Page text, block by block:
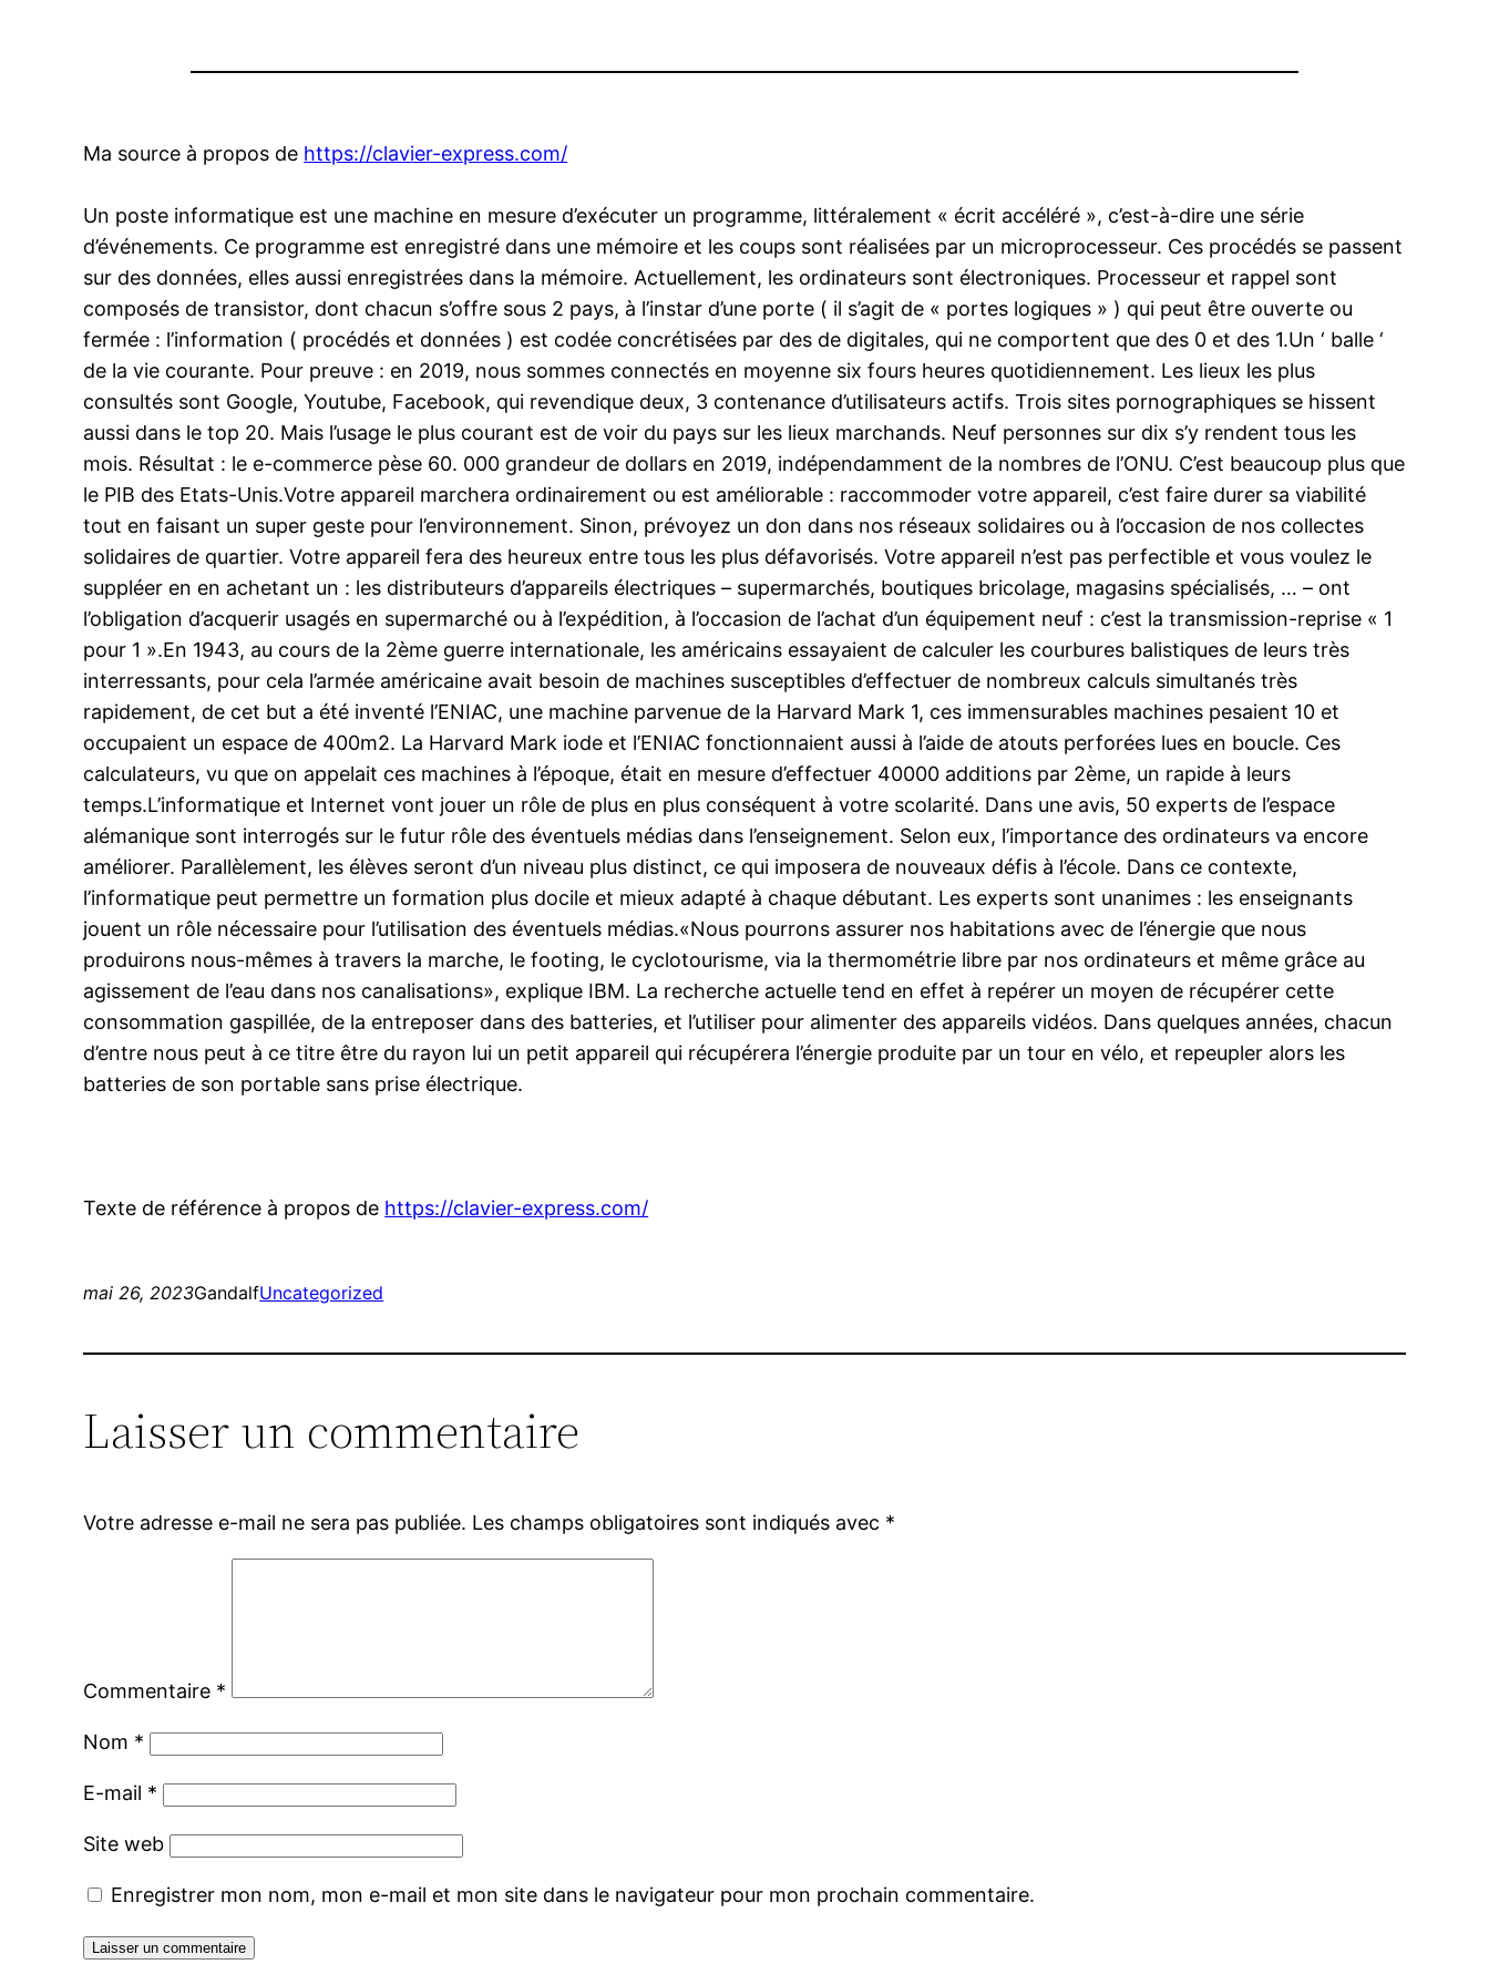
Ma source à propos de https://clavier-express.com/
Un poste informatique est une machine en mesure d’exécuter un programme, littéralement « écrit accéléré », c’est-à-dire une série
d’événements. Ce programme est enregistré dans une mémoire et les coups sont réalisées par un microprocesseur. Ces procédés se passent
sur des données, elles aussi enregistrées dans la mémoire. Actuellement, les ordinateurs sont électroniques. Processeur et rappel sont
composés de transistor, dont chacun s’offre sous 2 pays, à l’instar d’une porte ( il s’agit de « portes logiques » ) qui peut être ouverte ou
fermée : l’information ( procédés et données ) est codée concrétisées par des de digitales, qui ne comportent que des 0 et des 1.Un ‘ balle ‘
de la vie courante. Pour preuve : en 2019, nous sommes connectés en moyenne six fours heures quotidiennement. Les lieux les plus
consultés sont Google, Youtube, Facebook, qui revendique deux, 3 contenance d’utilisateurs actifs. Trois sites pornographiques se hissent
aussi dans le top 20. Mais l’usage le plus courant est de voir du pays sur les lieux marchands. Neuf personnes sur dix s’y rendent tous les
mois. Résultat : le e-commerce pèse 60. 000 grandeur de dollars en 2019, indépendamment de la nombres de l’ONU. C’est beaucoup plus que
le PIB des Etats-Unis.Votre appareil marchera ordinairement ou est améliorable : raccommoder votre appareil, c’est faire durer sa viabilité
tout en faisant un super geste pour l’environnement. Sinon, prévoyez un don dans nos réseaux solidaires ou à l’occasion de nos collectes
solidaires de quartier. Votre appareil fera des heureux entre tous les plus défavorisés. Votre appareil n’est pas perfectible et vous voulez le
suppléer en en achetant un : les distributeurs d’appareils électriques – supermarchés, boutiques bricolage, magasins spécialisés, … – ont
l’obligation d’acquerir usagés en supermarché ou à l’expédition, à l’occasion de l’achat d’un équipement neuf : c’est la transmission-reprise « 1
pour 1 ».En 1943, au cours de la 2ème guerre internationale, les américains essayaient de calculer les courbures balistiques de leurs très
interressants, pour cela l’armée américaine avait besoin de machines susceptibles d’effectuer de nombreux calculs simultanés très
rapidement, de cet but a été inventé l’ENIAC, une machine parvenue de la Harvard Mark 1, ces immensurables machines pesaient 10 et
occupaient un espace de 400m2. La Harvard Mark iode et l’ENIAC fonctionnaient aussi à l’aide de atouts perforées lues en boucle. Ces
calculateurs, vu que on appelait ces machines à l’époque, était en mesure d’effectuer 40000 additions par 2ème, un rapide à leurs
temps.L’informatique et Internet vont jouer un rôle de plus en plus conséquent à votre scolarité. Dans une avis, 50 experts de l’espace
alémanique sont interrogés sur le futur rôle des éventuels médias dans l’enseignement. Selon eux, l’importance des ordinateurs va encore
améliorer. Parallèlement, les élèves seront d’un niveau plus distinct, ce qui imposera de nouveaux défis à l’école. Dans ce contexte,
l’informatique peut permettre un formation plus docile et mieux adapté à chaque débutant. Les experts sont unanimes : les enseignants
jouent un rôle nécessaire pour l’utilisation des éventuels médias.«Nous pourrons assurer nos habitations avec de l’énergie que nous
produirons nous-mêmes à travers la marche, le footing, le cyclotourisme, via la thermométrie libre par nos ordinateurs et même grâce au
agissement de l’eau dans nos canalisations», explique IBM. La recherche actuelle tend en effet à repérer un moyen de récupérer cette
consommation gaspillée, de la entreposer dans des batteries, et l’utiliser pour alimenter des appareils vidéos. Dans quelques années, chacun
d’entre nous peut à ce titre être du rayon lui un petit appareil qui récupérera l’énergie produite par un tour en vélo, et repeupler alors les
batteries de son portable sans prise électrique.
Texte de référence à propos de https://clavier-express.com/
mai 26, 2023GandalfUncategorized
Laisser un commentaire
Votre adresse e-mail ne sera pas publiée. Les champs obligatoires sont indiqués avec *
Commentaire *
Nom *
E-mail *
Site web
Enregistrer mon nom, mon e-mail et mon site dans le navigateur pour mon prochain commentaire.